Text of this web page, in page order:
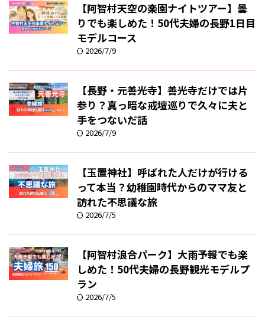
【阿智村天空の楽園ナイトツアー】曇
りでも楽しめた！50代夫婦の長野1日目
モデルコース
2026/7/9
【長野・元善光寺】善光寺だけでは片
参り？真っ暗な戒壇巡りで久々に夫と
手をつないだ話
2026/7/9
【玉置神社】呼ばれた人だけが行ける
って本当？幼稚園時代からのママ友と
訪れた不思議な旅
2026/7/5
【阿智村浪合パーク】大雨予報でも楽
しめた！50代夫婦の長野観光モデルプ
ラン
2026/7/5